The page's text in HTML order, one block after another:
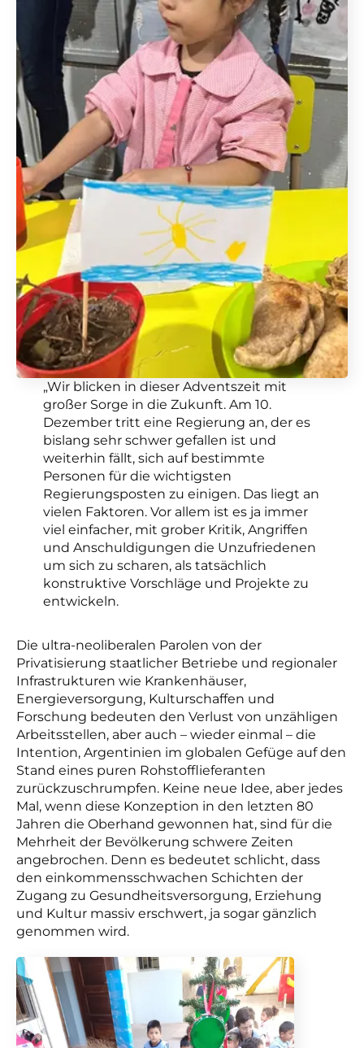
„Wir blicken in dieser Adventszeit mit
großer Sorge in die Zukunft. Am 10.
Dezember tritt eine Regierung an, der es
bislang sehr schwer gefallen ist und
weiterhin fällt, sich auf bestimmte
Personen für die wichtigsten
Regierungsposten zu einigen. Das liegt an
vielen Faktoren. Vor allem ist es ja immer
viel einfacher, mit grober Kritik, Angriffen
und Anschuldigungen die Unzufriedenen
um sich zu scharen, als tatsächlich
konstruktive Vorschläge und Projekte zu
entwickeln.
Die ultra-neoliberalen Parolen von der
Privatisierung staatlicher Betriebe und regionaler
Infrastrukturen wie Krankenhäuser,
Energieversorgung, Kulturschaffen und
Forschung bedeuten den Verlust von unzähligen
Arbeitsstellen, aber auch – wieder einmal – die
Intention, Argentinien im globalen Gefüge auf den
Stand eines puren Rohstofflieferanten
zurückzuschrumpfen. Keine neue Idee, aber jedes
Mal, wenn diese Konzeption in den letzten 80
Jahren die Oberhand gewonnen hat, sind für die
Mehrheit der Bevölkerung schwere Zeiten
angebrochen. Denn es bedeutet schlicht, dass
den einkommensschwachen Schichten der
Zugang zu Gesundheitsversorgung, Erziehung
und Kultur massiv erschwert, ja sogar gänzlich
genommen wird.